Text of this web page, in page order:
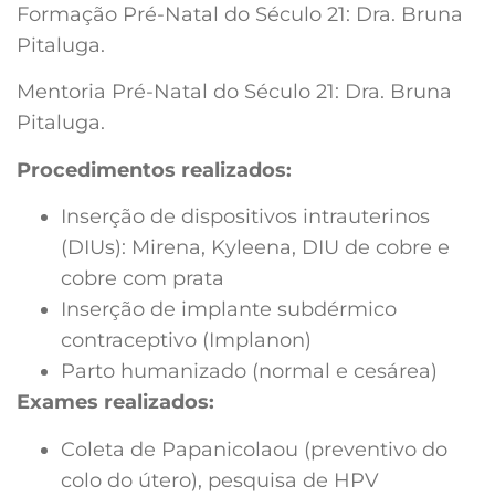
Formação Pré-Natal do Século 21: Dra. Bruna
Pitaluga.
Mentoria Pré-Natal do Século 21: Dra. Bruna
Pitaluga.
Procedimentos realizados:
Inserção de dispositivos intrauterinos
(DIUs): Mirena, Kyleena, DIU de cobre e
cobre com prata
Inserção de implante subdérmico
contraceptivo (Implanon)
Parto humanizado (normal e cesárea)
Exames realizados:
Coleta de Papanicolaou (preventivo do
colo do útero), pesquisa de HPV